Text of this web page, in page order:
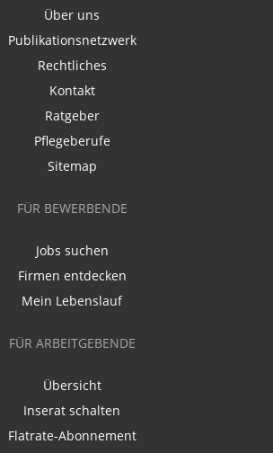
Über uns
Publikationsnetzwerk
Rechtliches
Kontakt
Ratgeber
Pflegeberufe
Sitemap
FÜR BEWERBENDE
Jobs suchen
Firmen entdecken
Mein Lebenslauf
FÜR ARBEITGEBENDE
Übersicht
Inserat schalten
Flatrate-Abonnement